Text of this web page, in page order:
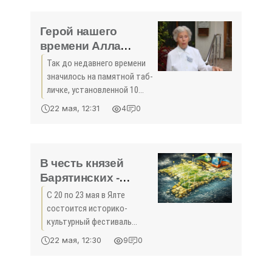
искусства.
Герой нашего
времени Алла
Ханило - «Культура
Крыма»
Так до недавнего времени
значилось на памятной таб­
личке, установленной 10
февраля 2016 года в Ялте, на
доме №27, на улице
культуры РК, Почётного
22 мая, 12:31 4 0
В честь князей
Барятинских -
«Культура Крыма»
С 20 по 23 мая в Ялте
состоится историко-
культурный фестиваль
«Князья Барятинские - 12
веков служения Оте­честву».
22 мая, 12:30 9 0